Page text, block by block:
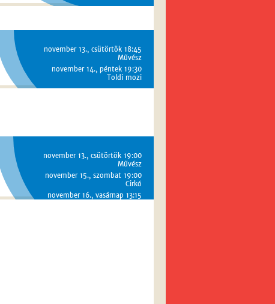
november 13., csütörtök 18:45
Művész
november 14., péntek 19:30
Toldi mozi
november 13., csütörtök 19:00
Művész
november 15., szombat 19:00
Cirkó
november 16., vasárnap 13:15